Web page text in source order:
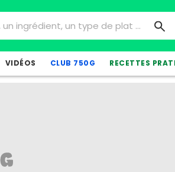
VIDÉOS CLUB 750G RECETTES